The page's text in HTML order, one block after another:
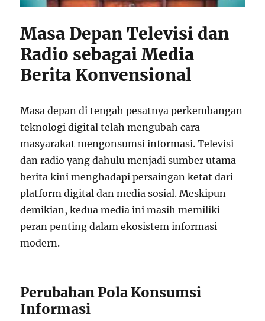
Masa Depan Televisi dan
Radio sebagai Media
Berita Konvensional
Masa depan di tengah pesatnya perkembangan
teknologi digital telah mengubah cara
masyarakat mengonsumsi informasi. Televisi
dan radio yang dahulu menjadi sumber utama
berita kini menghadapi persaingan ketat dari
platform digital dan media sosial. Meskipun
demikian, kedua media ini masih memiliki
peran penting dalam ekosistem informasi
modern.
Perubahan Pola Konsumsi
Informasi